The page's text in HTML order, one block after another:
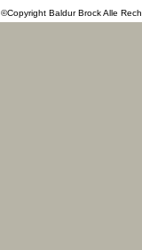
©Copyright Baldur Brock Alle